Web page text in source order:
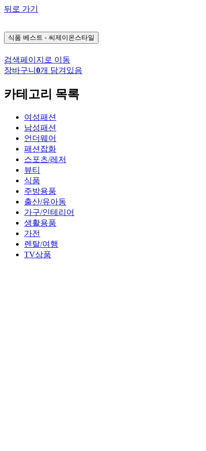
뒤로 가기
식품 베스트 - 씨제이온스타일
검색페이지로 이동
장바구니 0개 담겨있음
카테고리 목록
여성패션
남성패션
언더웨어
패션잡화
스포츠/레저
뷰티
식품
주방용품
출산/유아동
가구/인테리어
생활용품
가전
렌탈/여행
TV상품